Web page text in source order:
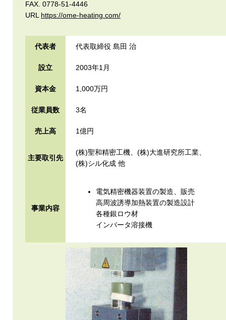
FAX. 0778-51-4446
URL https://ome-heating.com/
代表者 代表取締役 島田 治
設立 2003年1月
資本金 1,000万円
従業員数 3名
売上高 1億円
主要取引先
(株)聖和精密工機、(株)大進研究所工業、
(株)シル化成 他
事業内容
電気精密機器装置の製造、販売
高周波誘導加熱装置の製造設計
各種銀ロウ材
インバータ溶接機